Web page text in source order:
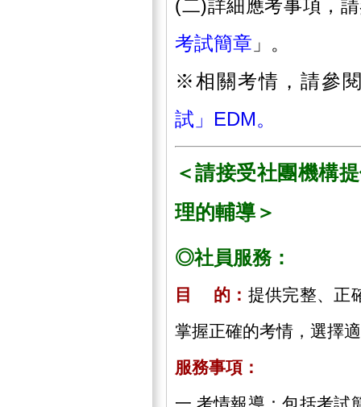
(二)詳細應考事項，
考試簡章 」。
※相關考情，請參
試 」EDM。
＜請接受社團機構
理的輔導＞
◎社員服務：
目 的： 提供完整、正
掌握正確的考情，選擇
服務事項：